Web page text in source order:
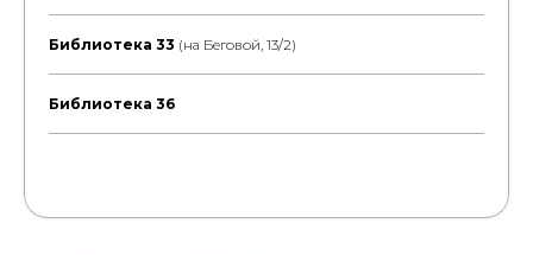
Библиотека 33 (на Беговой, 13/2)
Библиотека 36